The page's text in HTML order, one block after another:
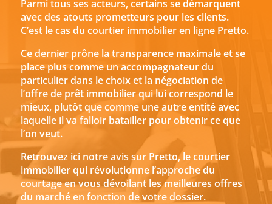
Parmi tous ses acteurs, certains se démarquent
avec des atouts prometteurs pour les clients.
C’est le cas du courtier immobilier en ligne Pretto.
Ce dernier prône la transparence maximale et se
place plus comme un accompagnateur du
particulier dans le choix et la négociation de
l’offre de prêt immobilier qui lui correspond le
mieux, plutôt que comme une autre entité avec
laquelle il va falloir batailler pour obtenir ce que
l’on veut.
Retrouvez ici notre avis sur Pretto, le courtier
immobilier qui révolutionne l’approche du
courtage en vous dévoilant les meilleures offres
du marché en fonction de votre dossier.